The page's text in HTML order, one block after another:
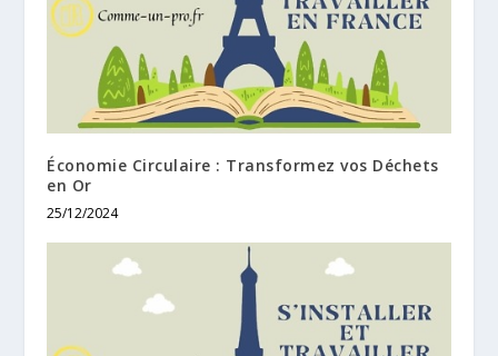
Économie Circulaire : Transformez vos Déchets
en Or
25/12/2024